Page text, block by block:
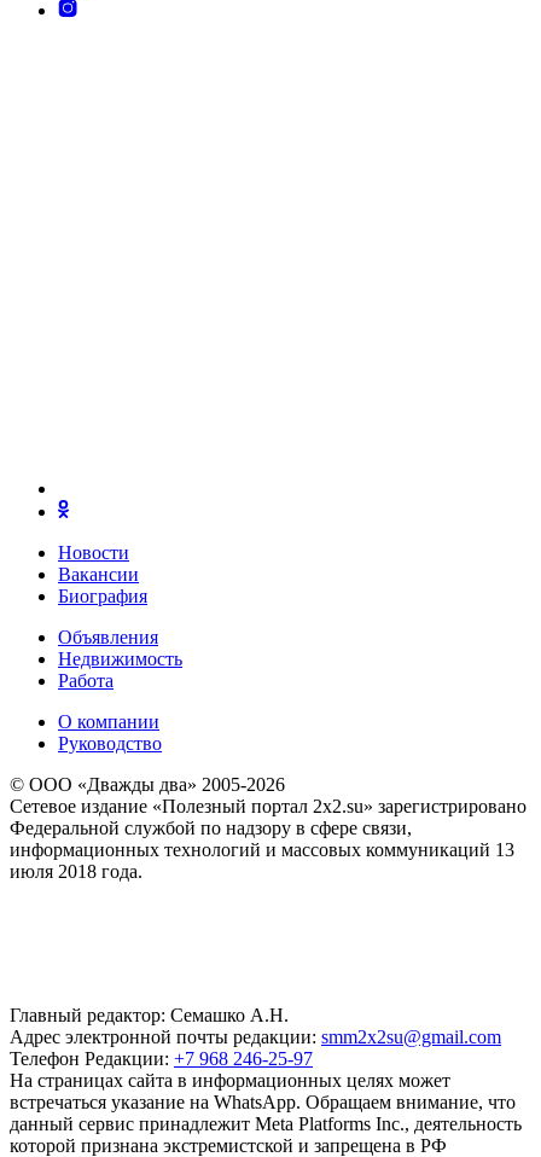
Новости
Вакансии
Биография
Объявления
Недвижимость
Работа
О компании
Руководство
© ООО «Дважды два» 2005-2026
Сетевое издание «Полезный портал 2x2.su» зарегистрировано
Федеральной службой по надзору в сфере связи,
информационных технологий и массовых коммуникаций 13
июля 2018 года.
Главный редактор: Семашко А.Н.
Адрес электронной почты редакции: smm2x2su@gmail.com
Телефон Редакции: +7 968 246-25-97
На страницах сайта в информационных целях может
встречаться указание на WhatsApp. Обращаем внимание, что
данный сервис принадлежит Meta Platforms Inc., деятельность
которой признана экстремистской и запрещена в РФ